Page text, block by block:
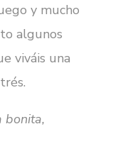
y mucho
algunos
viváis una
bonita,